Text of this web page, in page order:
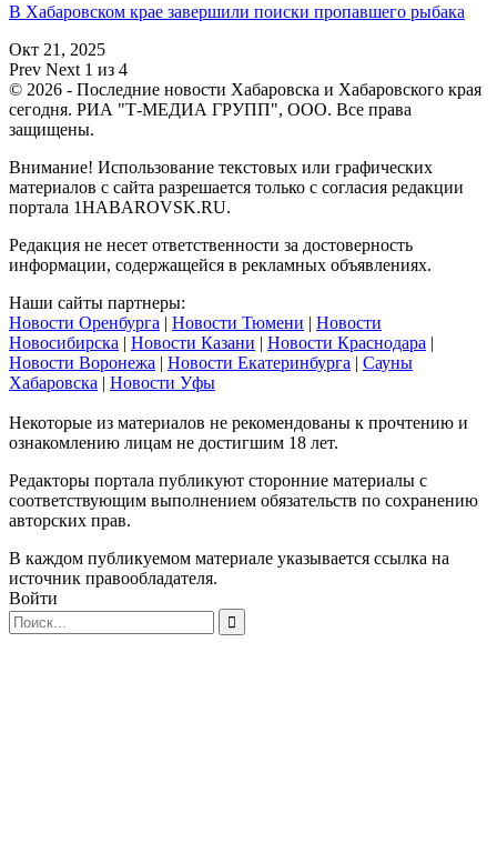
В Хабаровском крае завершили поиски пропавшего рыбака
Окт 21, 2025
Prev Next 1 из 4
© 2026 - Последние новости Хабаровска и Хабаровского края
сегодня. РИА "Т-МЕДИА ГРУПП", ООО. Все права
защищены.
Внимание! Использование текстовых или графических
материалов с сайта разрешается только c согласия редакции
портала 1HABAROVSK.RU.
Редакция не несет ответственности за достоверность
информации, содержащейся в рекламных объявлениях.
Наши сайты партнеры:
Новости Оренбурга | Новости Тюмени | Новости
Новосибирска | Новости Казани | Новости Краснодара |
Новости Воронежа | Новости Екатеринбурга | Сауны
Хабаровска | Новости Уфы
Некоторые из материалов не рекомендованы к прочтению и
ознакомлению лицам не достигшим 18 лет.
Редакторы портала публикуют сторонние материалы с
соответствующим выполнением обязательств по сохранению
авторских прав.
В каждом публикуемом материале указывается ссылка на
источник правообладателя.
Войти